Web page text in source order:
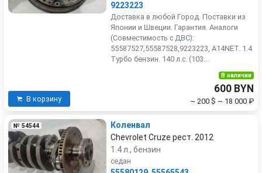
9223223
Доставка в любой Город. Поставки из
Японии и Швеции. Гарантия. Аналоги
(Совместимость с ДВС):
55587527,55587528,9223223, A14NET. 1.4
Турбо бензин. 140 л.с. (103...
В корзину
В наличии
600 BYN
~ 200 $ ~ 18 000 ₽
№ 54544
Коленвал
Chevrolet Cruze рест. 2012
1.4 л., бензин
седан